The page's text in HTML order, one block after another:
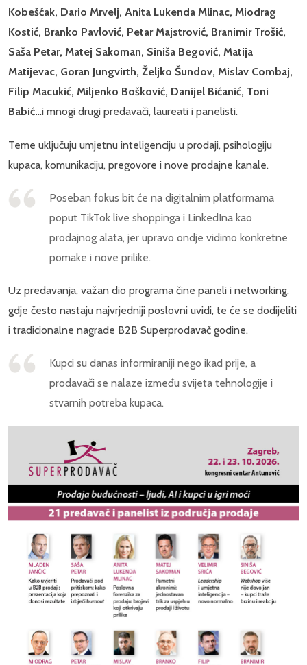
Kobešćak, Dario Mrvelj, Anita Lukenda Mlinac, Miodrag
Kostić, Branko Pavlović, Petar Majstrović, Branimir Trošić,
Saša Petar, Matej Sakoman, Siniša Begović, Matija
Matijevac, Goran Jungvirth, Željko Šundov, Mislav Combaj,
Filip Macukić, Miljenko Bošković, Danijel Bićanić, Toni
Babić...i mnogi drugi predavači, laureati i panelisti.
Teme uključuju umjetnu inteligenciju u prodaji, psihologiju
kupaca, komunikaciju, pregovore i nove prodajne kanale.
Poseban fokus bit će na digitalnim platformama
poput TikTok live shoppinga i LinkedIna kao
prodajnog alata, jer upravo ondje vidimo konkretne
pomake i nove prilike.
Uz predavanja, važan dio programa čine paneli i networking,
gdje često nastaju najvrjedniji poslovni uvidi, te će se dodijeliti
i tradicionalne nagrade B2B Superprodavač godine.
Kupci su danas informiraniji nego ikad prije, a
prodavači se nalaze između svijeta tehnologije i
stvarnih potreba kupaca.